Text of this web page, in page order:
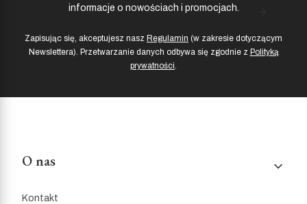
informacje o nowościach i promocjach.
Zapisując się, akceptujesz nasz Regulamin (w zakresie dotyczącym
Newslettera). Przetwarzanie danych odbywa się zgodnie z Polityką
prywatności.
Linki w stopce
O nas
Kontakt